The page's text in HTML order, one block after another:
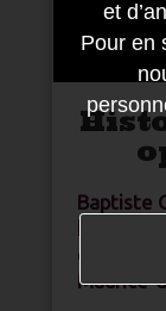
et
Pour en
Baptiste
Maurice-